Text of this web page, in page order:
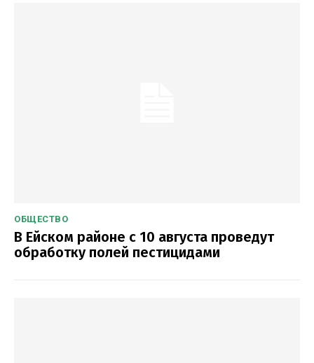
ОБЩЕСТВО
В Ейском районе с 10 августа проведут
обработку полей пестицидами